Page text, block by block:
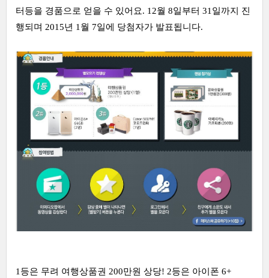
터등을 경품으로 얻을 수 있어요. 12월 8일부터 31일까지 진
행되며 2015년 1월 7일에 당첨자가 발표됩니다.
1등은 무려 여행상품권 200만원 상당! 2등은 아이폰 6+